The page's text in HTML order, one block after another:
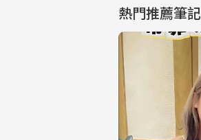
熱門推薦筆記